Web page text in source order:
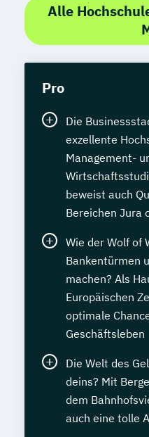
Alle
Pro
Die
exzellente
Management-
beweist auch
Bereichen Jura
Wie der Wolf of
Bankentürmen
machen? Als
Europäischen
optimale
Geschäftsleben
Die Welt des
deins? Mit
dem
auch eine tolle